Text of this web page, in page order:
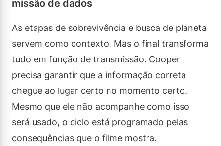
missão de dados
As etapas de sobrevivência e busca de planeta
servem como contexto. Mas o final transforma
tudo em função de transmissão. Cooper
precisa garantir que a informação correta
chegue ao lugar certo no momento certo.
Mesmo que ele não acompanhe como isso
será usado, o ciclo está programado pelas
consequências que o filme mostra.